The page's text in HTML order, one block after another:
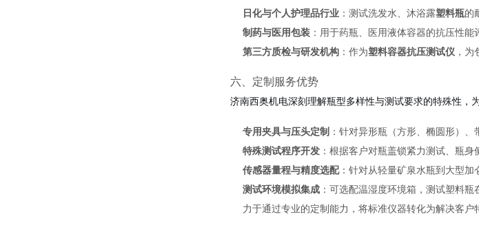
日化与个人护理品行业 ：测试洗发水、沐浴露塑料瓶的
制药与医用包装 ：用于药瓶、医用液体容器的抗压性能
第三方质检与研发机构 ：作为塑料容器抗压测试仪 ，
六、定制服务优势
济南西奥机电深刻理解瓶型多样性与测试要求的特殊性，
专用夹具与压头定制 ：针对异形瓶（方形、椭圆形）
特殊测试程序开发 ：根据客户对瓶盖锁紧力测试、瓶
传感器量程与精度选配：针对从轻量矿泉水瓶到大型加
测试环境模拟集成 ：可选配温湿度环境箱，测试塑料
力于通过专业的定制能力，将标准仪器转化为解决客户